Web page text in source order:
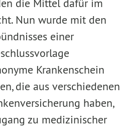
die Mittel dafür im
Nun wurde mit den
einer
Krankenschein
die aus verschiedenen
haben,
zu medizinischer